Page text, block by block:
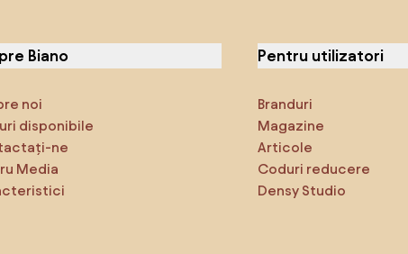
Biano
noi
disponibile
ne
Media
Pentru utilizatori
Branduri
Magazine
Articole
Coduri reducere
Densy Studio